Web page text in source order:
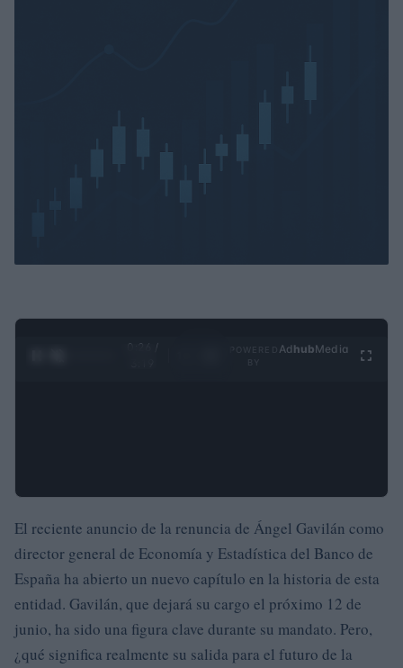
0:27 /
Ad hubMedia
El reciente anuncio de la renuncia de Ángel Gavilán como
director general de Economía y Estadística del Banco de
España ha abierto un nuevo capítulo en la historia de esta
entidad. Gavilán, que dejará su cargo el próximo 12 de
junio, ha sido una figura clave durante su mandato. Pero,
¿qué significa realmente su salida para el futuro de la